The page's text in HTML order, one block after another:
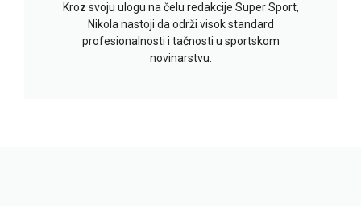
Kroz svoju ulogu na čelu redakcije Super Sport,
Nikola nastoji da održi visok standard
profesionalnosti i tačnosti u sportskom
novinarstvu.